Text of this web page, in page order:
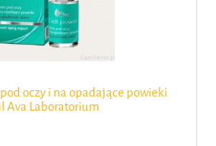
oczy i na opadające powieki
Ava Laboratorium